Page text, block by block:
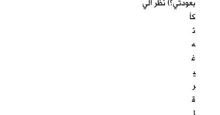
بعودتي؟) نظر الي
كأ
نّ
ه
غ
ي
ر
ق